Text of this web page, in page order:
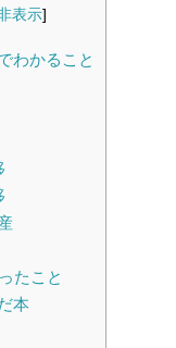
表示]
わかること
たこと
本